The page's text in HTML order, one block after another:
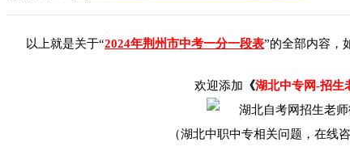
以上就是关于“2024年荆州市中考一分一段表”的全部内容，
欢迎添加 《湖北中专网-招生
（湖北中职中专相关问题，在线